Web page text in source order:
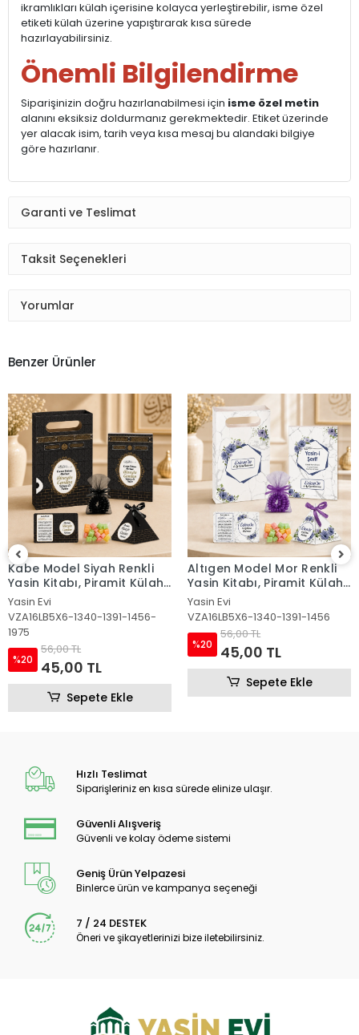
ikramlıkları külah içerisine kolayca yerleştirebilir, isme özel
etiketi külah üzerine yapıştırarak kısa sürede
hazırlayabilirsiniz.
Önemli Bilgilendirme
Siparişinizin doğru hazırlanabilmesi için isme özel metin
alanını eksiksiz doldurmanız gerekmektedir. Etiket üzerinde
yer alacak isim, tarih veya kısa mesaj bu alandaki bilgiye
göre hazırlanır.
Garanti ve Teslimat
Taksit Seçenekleri
Yorumlar
Benzer Ürünler
Model Siyah Renkli
Kitabı, Piramit Külah,
Şekeri, Ayet-el Kürsi
Karton Çanta
Evi
1340-1391-1456-
%20
56,00 TL
45,00 TL
Sepete Ekle
Altıgen Model Mor Renkli
Yasin Kitabı, Piramit Külah,
Mevlüt Şekeri, Ayet-el Kürsi
Magnet, Karton Çanta ve
Yasin Evi
VZA16LB5X6-1340-1391-1456
%20
56,00 TL
45,00 TL
Sepete Ekle
Hızlı Teslimat
Siparişleriniz en kısa sürede elinize ulaşır.
Güvenli Alışveriş
Güvenli ve kolay ödeme sistemi
Geniş Ürün Yelpazesi
Binlerce ürün ve kampanya seçeneği
7 / 24 DESTEK
Öneri ve şikayetlerinizi bize iletebilirsiniz.